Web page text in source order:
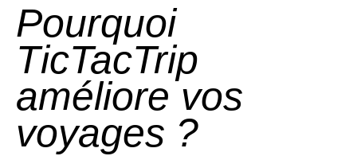
Pourquoi
TicTacTrip
améliore vos
voyages ?